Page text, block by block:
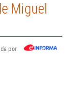
Miguel
por